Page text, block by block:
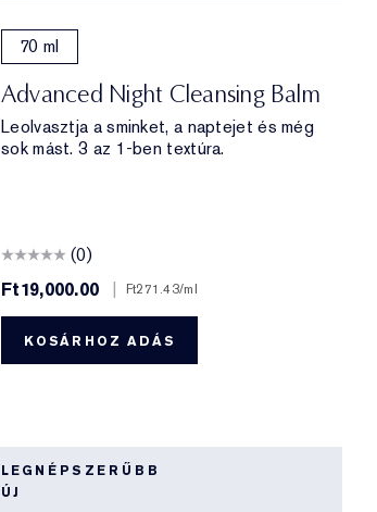
70 ml
Advanced Night Cleansing Balm
Leolvasztja a sminket, a naptejet és még
sok mást. 3 az 1-ben textúra.
(0)
Ft19,000.00
Ft271.43/ml
KOSÁRHOZ ADÁS
LEGNÉPSZERŰBB
ÚJ